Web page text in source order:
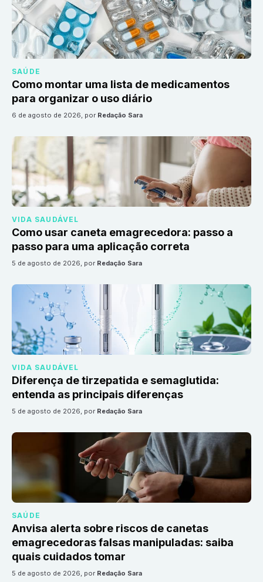
SAÚDE
Como montar uma lista de medicamentos
para organizar o uso diário
6 de agosto de 2026, por Redação Sara
VIDA SAUDÁVEL
Como usar caneta emagrecedora: passo a
passo para uma aplicação correta
5 de agosto de 2026, por Redação Sara
VIDA SAUDÁVEL
Diferença de tirzepatida e semaglutida:
entenda as principais diferenças
5 de agosto de 2026, por Redação Sara
SAÚDE
Anvisa alerta sobre riscos de canetas
emagrecedoras falsas manipuladas: saiba
quais cuidados tomar
5 de agosto de 2026, por Redação Sara